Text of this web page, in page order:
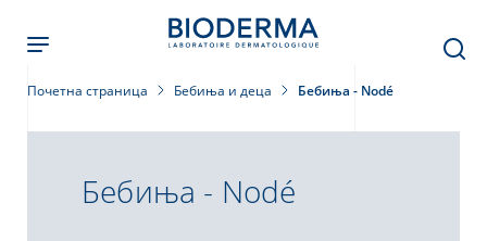
content
Почетна страница Бебиња и деца Бебиња - Nodé
Бебиња - Nodé